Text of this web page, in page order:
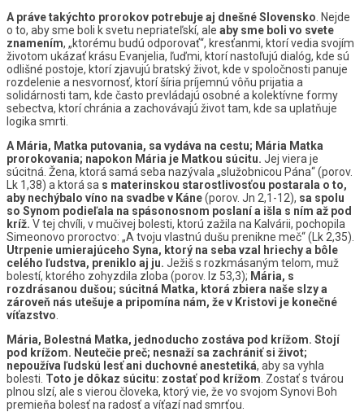
A práve takýchto prorokov potrebuje aj dnešné Slovensko . Nejde
o to, aby sme boli k svetu nepriateľskí, ale aby sme boli vo svete
znamením, „ktorému budú odporovať“, kresťanmi, ktorí vedia svojím
životom ukázať krásu Evanjelia, ľuďmi, ktorí nastoľujú dialóg, kde sú
odlišné postoje, ktorí zjavujú bratský život, kde v spoločnosti panuje
rozdelenie a nesvornosť, ktorí šíria príjemnú vôňu prijatia a
solidárnosti tam, kde často prevládajú osobné a kolektívne formy
sebectva, ktorí chránia a zachovávajú život tam, kde sa uplatňuje
logika smrti.
A Mária, Matka putovania, sa vydáva na cestu; Mária Matka
prorokovania; napokon Mária je Matkou súcitu. Jej viera je
súcitná. Žena, ktorá samá seba nazývala „služobnicou Pána“ (porov.
Lk 1,38) a ktorá sa s materinskou starostlivosťou postarala o to,
aby nechýbalo víno na svadbe v Káne(porov. Jn 2,1-12), sa spolu
so Synom podieľala na spásonosnom poslaní a išla s ním až pod
kríž. V tej chvíli, v mučivej bolesti, ktorú zažila na Kalvárii, pochopila
Simeonovo proroctvo: „A tvoju vlastnú dušu prenikne meč“ (Lk 2,35).
Utrpenie umierajúceho Syna, ktorý na seba vzal hriechy a bôle
celého ľudstva, preniklo aj ju. Ježiš s rozkmásaným telom, muž
bolestí, ktorého zohyzdila zloba (porov. Iz 53,3); Mária, s
rozdrásanou dušou; súcitná Matka, ktorá zbiera naše slzy a
zároveň nás utešuje a pripomína nám, že v Kristovi je konečné
víťazstvo
Mária, Bolestná Matka, jednoducho zostáva pod krížom. Stojí
pod krížom. Neutečie preč; nesnaží sa zachrániť si život;
nepoužíva ľudskú lesť ani duchovné anestetiká, aby sa vyhla
bolesti. Toto je dôkaz súcitu: zostať pod krížom . Zostať s tvárou
plnou slzí, ale s vierou človeka, ktorý vie, že vo svojom Synovi Boh
premieňa bolesť na radosť a víťazí nad smrťou.